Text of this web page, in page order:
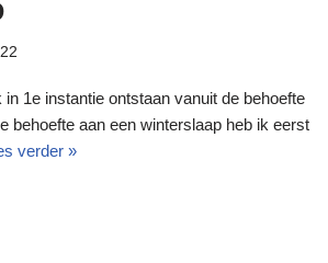
1e instantie ontstaan vanuit de behoefte
behoefte aan een winterslaap heb ik eerst
verder »